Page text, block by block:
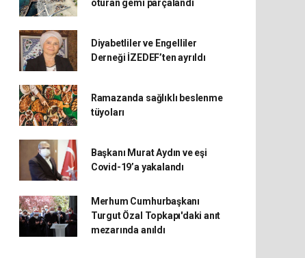
oturan gemi parçalandı
Diyabetliler ve Engelliler
Derneği İZEDEF’ten ayrıldı
Ramazanda sağlıklı beslenme
tüyoları
Başkanı Murat Aydın ve eşi
Covid-19’a yakalandı
Merhum Cumhurbaşkanı
Turgut Özal Topkapı'daki anıt
mezarında anıldı